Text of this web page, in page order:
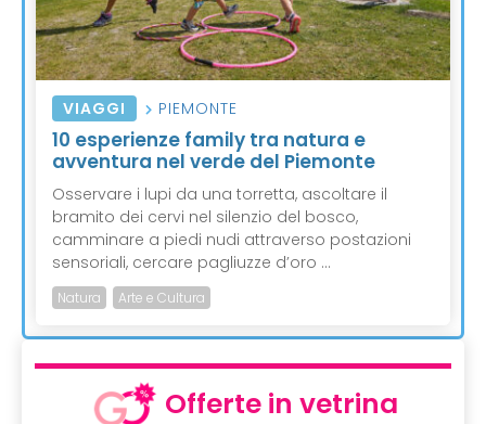
VIAGGI PIEMONTE
10 esperienze family tra natura e
avventura nel verde del Piemonte
Osservare i lupi da una torretta, ascoltare il
bramito dei cervi nel silenzio del bosco,
camminare a piedi nudi attraverso postazioni
sensoriali, cercare pagliuzze d’oro ...
Natura Arte e Cultura
Offerte in vetrina